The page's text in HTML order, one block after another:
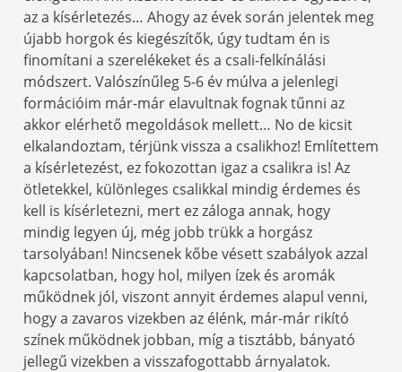
az a kísérletezés… Ahogy az évek során jelentek meg
újabb horgok és kiegészítők, úgy tudtam én is
finomítani a szerelékeket és a csali-felkínálási
módszert. Valószínűleg 5-6 év múlva a jelenlegi
formációim már-már elavultnak fognak tűnni az
akkor elérhető megoldások mellett… No de kicsit
elkalandoztam, térjünk vissza a csalikhoz! Említettem
a kísérletezést, ez fokozottan igaz a csalikra is! Az
ötletekkel, különleges csalikkal mindig érdemes és
kell is kísérletezni, mert ez záloga annak, hogy
mindig legyen új, még jobb trükk a horgász
tarsolyában! Nincsenek kőbe vésett szabályok azzal
kapcsolatban, hogy hol, milyen ízek és aromák
működnek jól, viszont annyit érdemes alapul venni,
hogy a zavaros vizekben az élénk, már-már rikító
színek működnek jobban, míg a tisztább, bányató
jellegű vizekben a visszafogottabb árnyalatok.